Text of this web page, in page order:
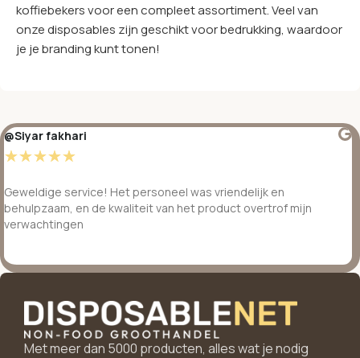
koffiebekers voor een compleet assortiment. Veel van
onze disposables zijn geschikt voor bedrukking, waardoor
je je branding kunt tonen!
@Siyar fakhari
☆☆☆☆☆
Geweldige service! Het personeel was vriendelijk en
behulpzaam, en de kwaliteit van het product overtrof mijn
verwachtingen
Met meer dan 5000 producten, alles wat je nodig